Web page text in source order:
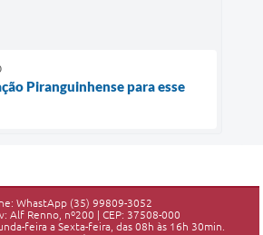
Piranguinhense para esse
WhastApp (35) 99809-3052
Alf Renno, nº200 | CEP: 37508-000
feira a Sexta-feira, das 08h às 16h 30min.